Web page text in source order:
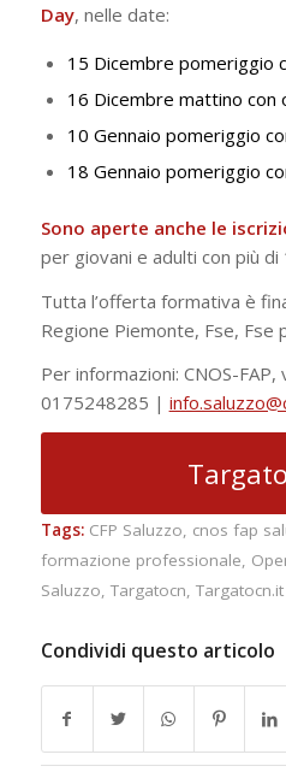
Day, nelle date:
15 Dicembre pomeriggio
16 Dicembre mattino con
10 Gennaio pomeriggio
18 Gennaio pomeriggio
Sono aperte anche le
per giovani e adulti con più di
Tutta l’offerta formativa è
Regione Piemonte, Fse, Fse
Per informazioni: CNOS-
0175248285 |
Tags: CFP Saluzzo, cnos fap
formazione professionale,
Saluzzo, Targatocn, Targatocn.it
Condividi questo articolo